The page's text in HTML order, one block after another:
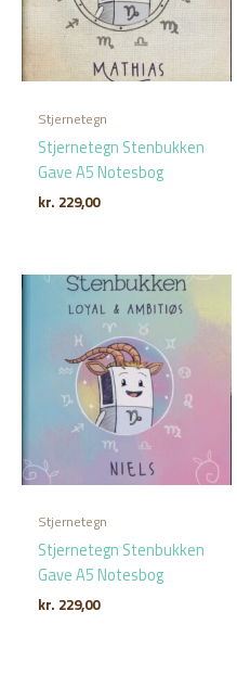
Stjernetegn
Stjernetegn Stenbukken
Gave A5 Notesbog
kr. 229,00
Stjernetegn
Stjernetegn Stenbukken
Gave A5 Notesbog
kr. 229,00